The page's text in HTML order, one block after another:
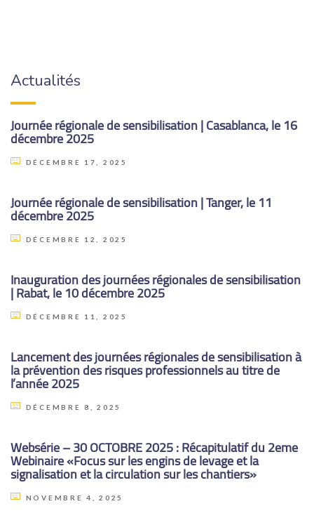
Actualités
Journée régionale de sensibilisation | Casablanca, le 16
décembre 2025
DÉCEMBRE 17, 2025
Journée régionale de sensibilisation | Tanger, le 11
décembre 2025
DÉCEMBRE 12, 2025
Inauguration des journées régionales de sensibilisation
| Rabat, le 10 décembre 2025
DÉCEMBRE 11, 2025
Lancement des journées régionales de sensibilisation à
la prévention des risques professionnels au titre de
l’année 2025
DÉCEMBRE 8, 2025
Websérie – 30 OCTOBRE 2025 : Récapitulatif du 2eme
Webinaire «Focus sur les engins de levage et la
signalisation et la circulation sur les chantiers»
NOVEMBRE 4, 2025